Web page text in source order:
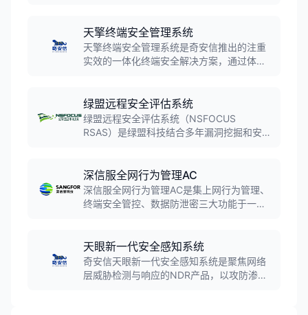
万级并发接入，可与EDR、DLP等安全能力
联动，为企业提供全流程、端到端的安全防
护。
天擎终端安全管理系统
天擎终端安全管理系统是奇安信推出的注重
实效的一体化终端安全解决方案，通过体系
安全、合规地访问数据和业务。产品将政企
办公系统所需的安全、管理功能集合在一个
客户端，大大提高安全管理效率。
绿盟远程安全评估系统
绿盟远程安全评估系统（NSFOCUS
RSAS）是绿盟科技结合多年漏洞挖掘和安全
性风险，提供专业有效的安全分析和修补建
议，贴合安全管理流程对修补效果进行审
计，最大程度减小受攻击面。
深信服全网行为管理AC
深信服全网行为管理AC是集上网行为管理、
终端安全管控、数据防泄密三大功能于一体
管控、流量管理、行为审计等功能，可按需
订阅办公防泄密、上网安全保护等云端安全
能力。
天眼新一代安全感知系统
奇安信天眼新一代安全感知系统是聚焦网络
层威胁检测与响应的NDR产品，以攻防渗透